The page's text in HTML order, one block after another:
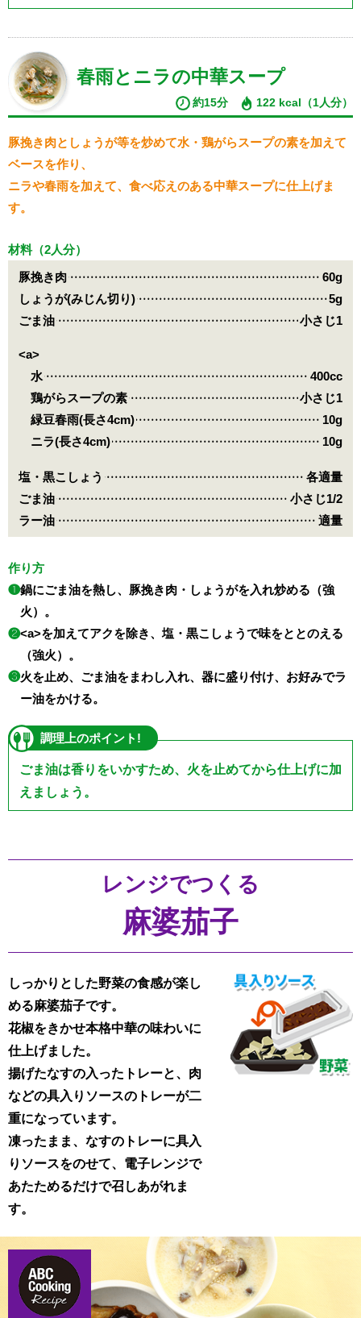
春雨とニラの中華スープ
約15分 122 kcal（1人分）
豚挽き肉としょうが等を炒めて水・鶏がらスープの素を加えて
ベースを作り、
ニラや春雨を加えて、食べ応えのある中華スープに仕上げま
す。
材料（2人分）
豚挽き肉
60g
しょうが(みじん切り)
5g
ごま油
小さじ1
<a>
水
400cc
鶏がらスープの素
小さじ1
緑豆春雨(長さ4cm)
10g
ニラ(長さ4cm)
10g
塩・黒こしょう
各適量
ごま油
小さじ1/2
ラー油
適量
作り方
❶鍋にごま油を熱し、豚挽き肉・しょうがを入れ炒める（強
火）。
❷<a>を加えてアクを除き、塩・黒こしょうで味をととのえる
（強火）。
❸火を止め、ごま油をまわし入れ、器に盛り付け、お好みでラ
ー油をかける。
調理上のポイント!
ごま油は香りをいかすため、火を止めてから仕上げに加
えましょう。
レンジでつくる
麻婆茄子
しっかりとした野菜の食感が楽し
める麻婆茄子です。
花椒をきかせ本格中華の味わいに
仕上げました。
揚げたなすの入ったトレーと、肉
などの具入りソースのトレーが二
重になっています。
凍ったまま、なすのトレーに具入
りソースをのせて、電子レンジで
あたためるだけで召しあがれま
す。